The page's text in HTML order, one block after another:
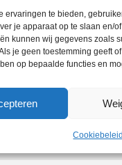
ervaringen te bieden,
je apparaat op te slaan en/
kunnen wij gegevens zoals
je geen toestemming geeft
op bepaalde functies en
Cookiebeleid